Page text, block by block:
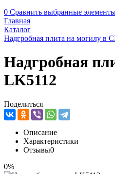
0 Сравнить выбранные
Главная
Каталог
Надгробная плита на могилу в
Надгробная
LK5112
Поделиться
Описание
Характеристики
Отзывы0
0%